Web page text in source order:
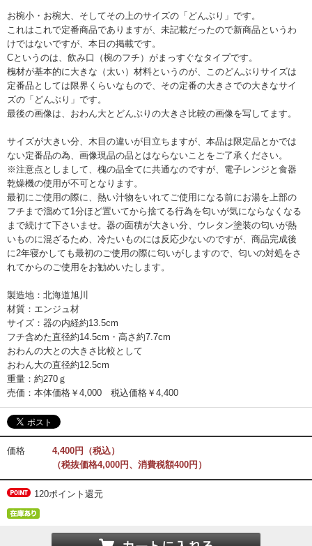
お椀小・お椀大、そしてその上のサイズの「どんぶり」です。
これはこれで定番商品でありますが、未記載だったので新商品というわ
けではないですが、本日の掲載です。
Cというのは、飲み口（椀のフチ）がまっすぐなタイプです。
槐材が基本的に大きな（太い）材料というのが、このどんぶりサイズは
定番品としては限界くらいなもので、その定番の大きさでの大きなサイ
ズの「どんぶり」です。
最後の画像は、おわん大とどんぶりの大きさ比較の画像を写してます。
サイズが大きい分、木目の違いが目立ちますが、本品は限定品とかでは
ない定番品の為、画像現品の品とはならないことをご了承ください。
※注意点としまして、槐の品全てに共通なのですが、電子レンジと食器
乾燥機の使用が不可となります。
最初にご使用の際に、熱い汁物をいれてご使用になる前にお湯を上部の
フチまで溜めて1分ほど置いてから捨てる行為を匂いが気にならなくなる
まで続けて下さいませ。器の面積が大きい分、ウレタン塗装の匂いが熱
いものに混ざるため、冷たいものには反応少ないのですが、商品完成後
に2年寝かしても最初のご使用の際に匂いがしますので、匂いの対処をさ
れてからのご使用をお勧めいたします。
製造地：北海道旭川
材質：エンジュ材
サイズ：器の内経約13.5cm
フチ含めた直径約14.5cm・高さ約7.7cm
おわんの大との大きさ比較として
おわん大の直径約12.5cm
重量：約270ｇ
売価：本体価格￥4,000 税込価格￥4,400
価格
4,400円（税込）
（税抜価格4,000円、消費税額400円）
120ポイント還元